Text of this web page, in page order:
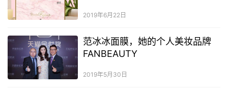
2019年6月22日
范冰冰面膜，她的个人美妆品牌
FANBEAUTY
2019年5月30日